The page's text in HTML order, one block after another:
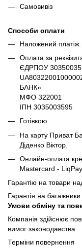
Самовивіз
Способи оплати
Наложений
Оплата за
ЄДРПОУ
БАНК»
МФО 322001
ІПН 3035003595
Готівкою
На карту Приват
Діденко Віктор.
Онлайн-оплата
Mastercard - LiqPay
Гарантію на товари
Гарантія на багажники
Умови обміну та
Компанія здійснює
вимог законодавства.
Терміни повернення